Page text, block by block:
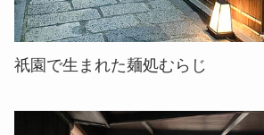
祇園で生まれた麺処むらじ